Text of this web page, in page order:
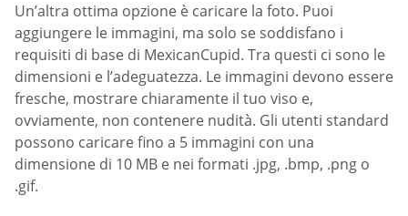
Un’altra ottima opzione è caricare la foto. Puoi
aggiungere le immagini, ma solo se soddisfano i
requisiti di base di MexicanCupid. Tra questi ci sono le
dimensioni e l’adeguatezza. Le immagini devono essere
fresche, mostrare chiaramente il tuo viso e,
ovviamente, non contenere nudità. Gli utenti standard
possono caricare fino a 5 immagini con una
dimensione di 10 MB e nei formati .jpg, .bmp, .png o
.gif.